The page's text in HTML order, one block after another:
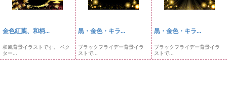
金色紅葉、和柄...
和風背景イラストです。 ベク
ター...
黒・金色・キラ...
ブラックフライデー背景イラ
ストで...
黒・金色・キラ...
ブラックフライデー背景イラ
ストで...